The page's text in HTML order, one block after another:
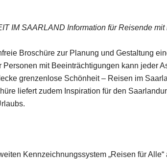
IM SAARLAND Information für Reisende
Broschüre zur Planung und Gestaltung
mit Beeinträchtigungen kann jeder
grenzenlose Schönheit – Reisen im
liefert zudem Inspiration für den
Kennzeichnungssystem „Reisen für